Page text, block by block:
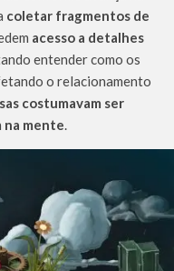
coletar fragmentos de
acesso a detalhes
entender como os
o relacionamento
costumavam ser
na mente.